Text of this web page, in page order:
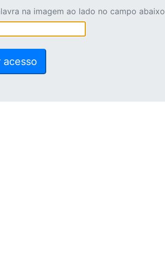
na imagem ao lado no campo abaixo